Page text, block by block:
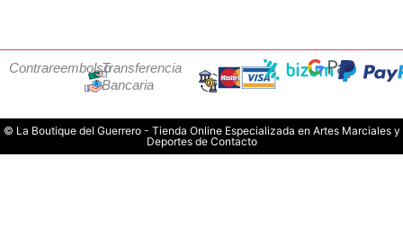
ContrareembolsoTransferencia
Bancaria
© La Boutique del Guerrero - Tienda Online Especializada en Artes Marciales y
Deportes de Contacto